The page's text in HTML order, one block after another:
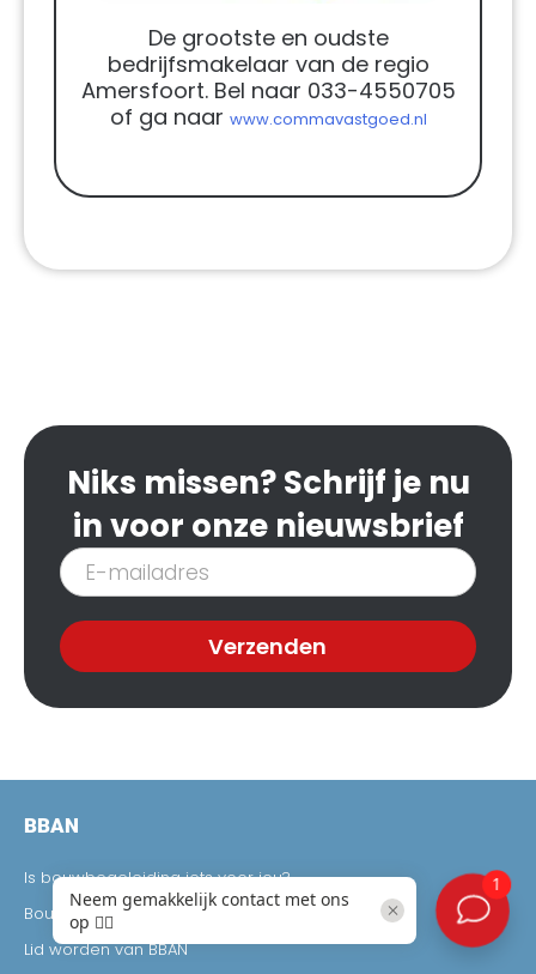
De grootste en oudste
bedrijfsmakelaar van de regio
Amersfoort. Bel naar 033-4550705
of ga naar www.commavastgoed.nl
Niks missen? Schrijf je nu
in voor onze nieuwsbrief
Inschrijven
nieuwsbrief
Verzenden
BBAN
Is bouwbegeleiding iets voor jou?
Bouwwoordenboek
Lid worden van BBAN